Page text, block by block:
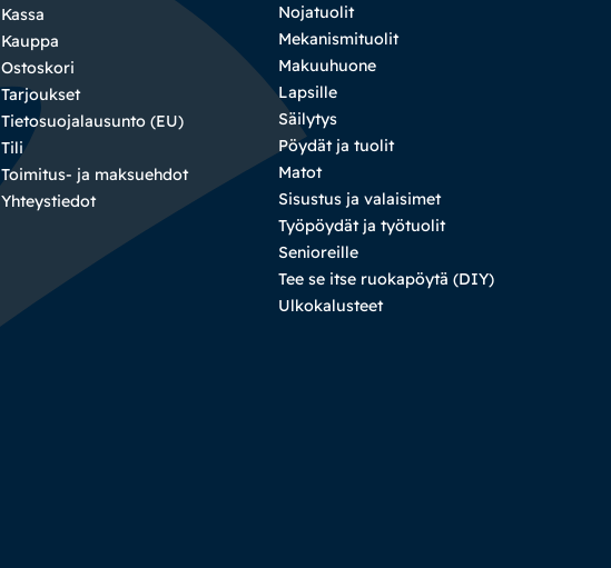
Kassa
Kauppa
Ostoskori
Tarjoukset
Tietosuojalausunto (EU)
Tili
Toimitus- ja maksuehdot
Yhteystiedot
Nojatuolit
Mekanismituolit
Makuuhuone
Lapsille
Säilytys
Pöydät ja tuolit
Matot
Sisustus ja valaisimet
Työpöydät ja työtuolit
Senioreille
Tee se itse ruokapöytä (DIY)
Ulkokalusteet